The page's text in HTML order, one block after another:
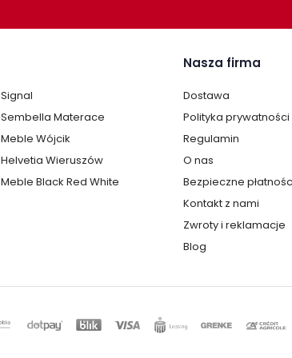
Signal
Sembella Materace
Meble Wójcik
Helvetia Wieruszów
Meble Black Red White
Nasza firma
Dostawa
Polityka prywatności
Regulamin
O nas
Bezpieczne
Kontakt z nami
Zwroty i reklamacje
Blog